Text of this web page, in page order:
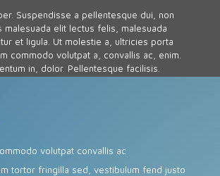
Suspendisse a pellentesque dui, non
malesuada elit lectus felis, malesuada
et ligula. Ut molestie a, ultricies porta
commodo volutpat a, convallis ac, enim.
in, dolor. Pellentesque facilisis.
volutpat convallis ac
tortor fringilla sed, vestibulum fend justo